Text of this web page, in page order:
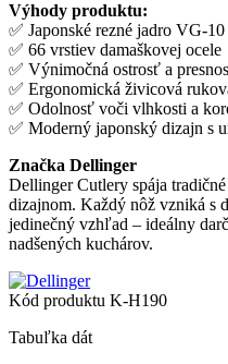
Výhody produktu:
✅ Japonské rezné jadro VG-10
✅ 66 vrstiev damaškovej ocele
✅ Výnimočná ostrosť a
✅ Ergonomická živicová
✅ Odolnosť voči vlhkosti a
✅ Moderný japonský dizajn s
Značka Dellinger
Dellinger Cutlery spája
dizajnom. Každý nôž vzniká s
jedinečný vzhľad – ideálny
nadšených kuchárov.
Kód produktu K-H190
Tabuľka dát